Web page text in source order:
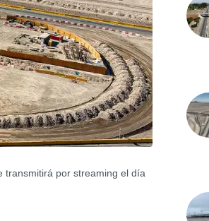
transmitirá por streaming el día